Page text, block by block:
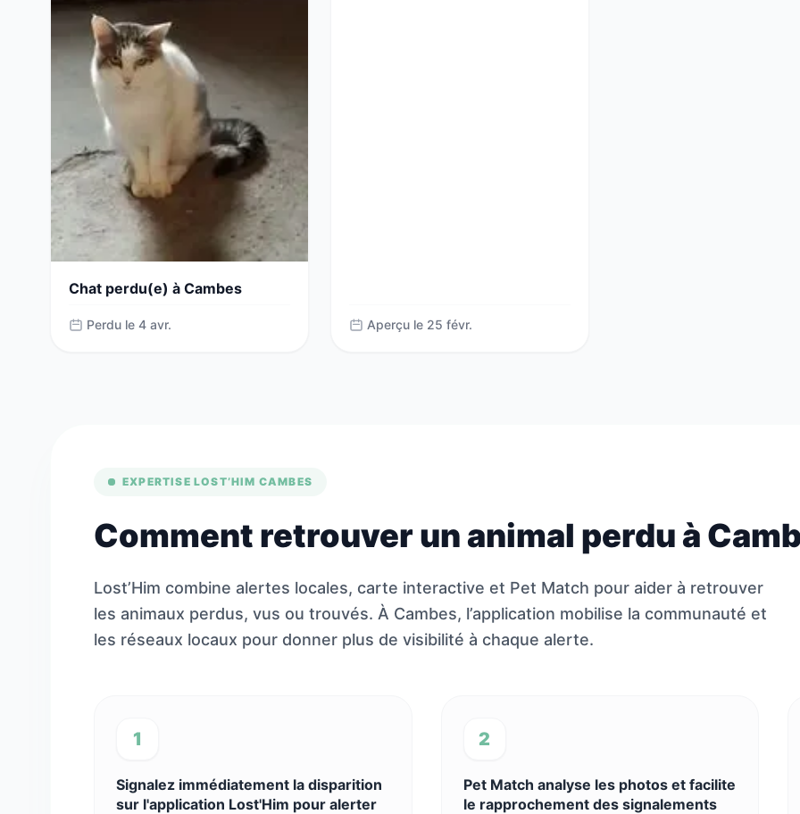
Chat perdu(e) à Cambes
Perdu le 4 avr. Aperçu le 25 févr.
EXPERTISE LOST’HIM CAMBES
Comment retrouver un animal perdu à
Lost’Him combine alertes locales, carte interactive et Pet Match pour aider à retrouver
les animaux perdus, vus ou trouvés. À Cambes, l’application mobilise la communauté et
les réseaux locaux pour donner plus de visibilité à chaque alerte.
1
Signalez immédiatement la disparition
sur l'application Lost'Him pour alerter
2
Pet Match analyse les photos et facilite
le rapprochement des signalements